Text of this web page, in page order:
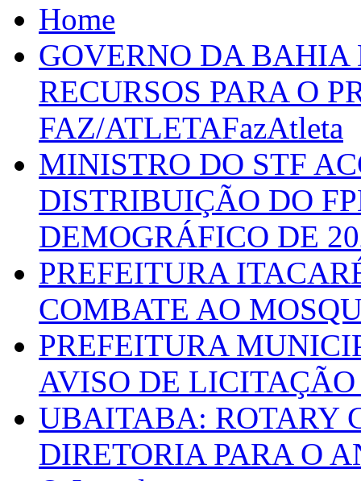
Home
GOVERNO DA
RECURSOS PARA O
FAZ/ATLETAFazAtleta
MINISTRO DO STF
DISTRIBUIÇÃO DO
DEMOGRÁFICO DE
PREFEITURA
COMBATE AO
PREFEITURA
AVISO DE LICITAÇÃO
UBAITABA: ROTARY
DIRETORIA PARA O